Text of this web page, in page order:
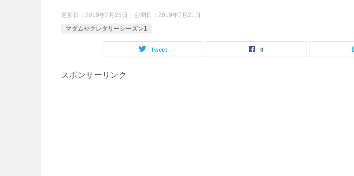
更新日： 2019年7月25日 公開日： 2019年7月21日
マダムセクレタリーシーズン1
Tweet 0
スポンサーリンク